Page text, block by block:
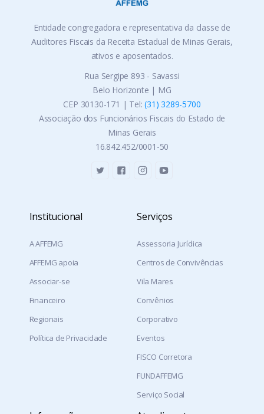
Entidade congregadora e representativa da classe de
Auditores Fiscais da Receita Estadual de Minas Gerais,
ativos e aposentados.
Rua Sergipe 893 - Savassi
Belo Horizonte | MG
CEP 30130-171 | Tel:(31) 3289-5700
Associação dos Funcionários Fiscais do Estado de
Minas Gerais
16.842.452/0001-50
Institucional
A AFFEMG
AFFEMG apoia
Associar-se
Financeiro
Regionais
Política de Privacidade
Serviços
Assessoria Jurídica
Centros de Convivências
Vila Mares
Convênios
Corporativo
Eventos
FISCO Corretora
FUNDAFFEMG
Serviço Social